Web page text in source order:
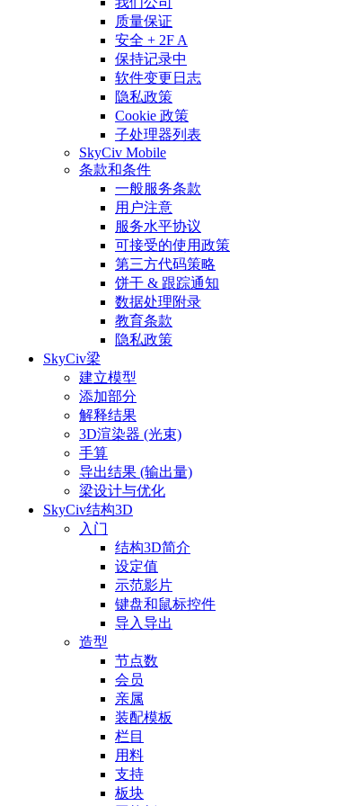
质量保证
安全 + 2F A
保持记录中
软件变更日志
隐私政策
Cookie 政策
子处理器列表
SkyCiv Mobile
条款和条件
一般服务条款
用户注意
服务水平协议
可接受的使用政策
第三方代码策略
饼干 & 跟踪通知
数据处理附录
教育条款
隐私政策
SkyCiv梁
建立模型
添加部分
解释结果
3D渲染器 (光束)
手算
导出结果 (输出量)
梁设计与优化
SkyCiv结构3D
入门
结构3D简介
设定值
示范影片
键盘和鼠标控件
导入导出
造型
节点数
会员
亲属
装配模板
栏目
用料
支持
板块